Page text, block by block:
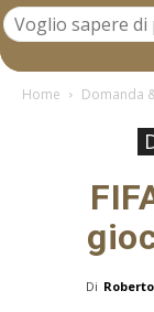
Home Domanda
Di